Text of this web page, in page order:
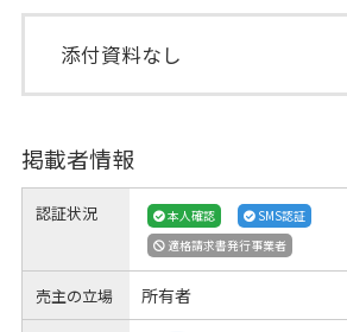
添付資料なし
掲載者情報
認証状況 本人確認
SMS認証
適格請求書発行事業者
売主の立場 所有者